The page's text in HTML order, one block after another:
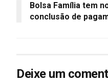
Bolsa Família tem
conclusão de
Deixe um